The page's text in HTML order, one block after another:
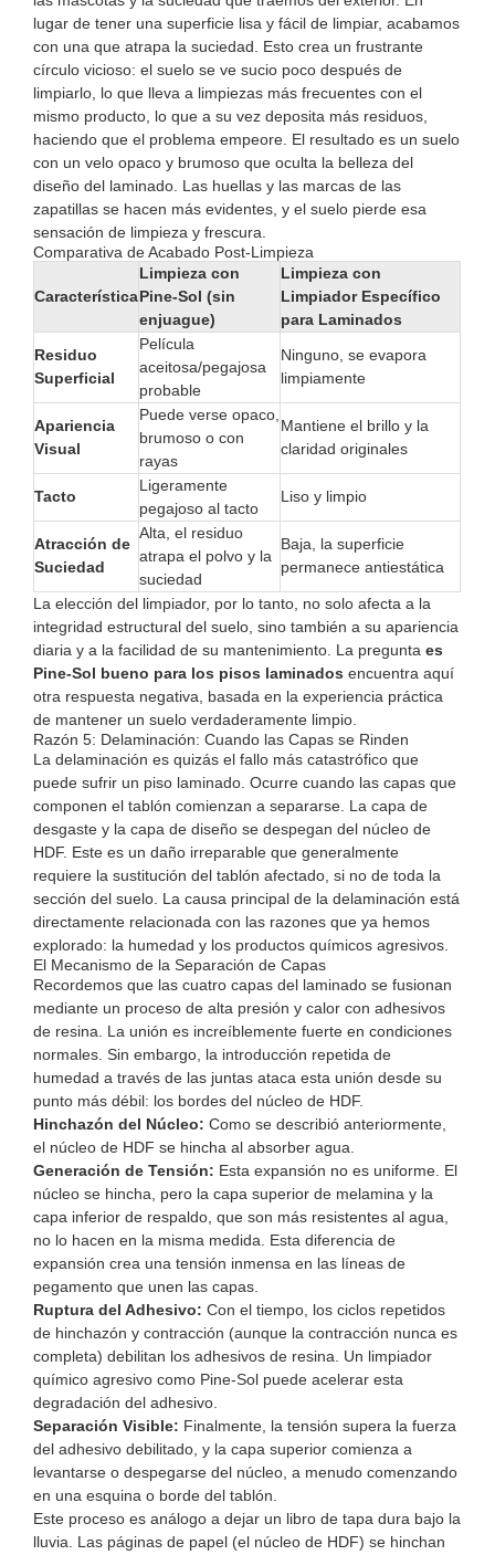
lugar de tener una superficie lisa y fácil de limpiar, acabamos
con una que atrapa la suciedad. Esto crea un frustrante
círculo vicioso: el suelo se ve sucio poco después de
limpiarlo, lo que lleva a limpiezas más frecuentes con el
mismo producto, lo que a su vez deposita más residuos,
haciendo que el problema empeore. El resultado es un suelo
con un velo opaco y brumoso que oculta la belleza del
diseño del laminado. Las huellas y las marcas de las
zapatillas se hacen más evidentes, y el suelo pierde esa
sensación de limpieza y frescura.
Comparativa de Acabado Post-Limpieza
Característica
Limpieza con
Pine-Sol (sin
enjuague)
Limpieza con
Limpiador Específico
para Laminados
Residuo
Superficial
Película
aceitosa/pegajosa
probable
Ninguno, se evapora
limpiamente
Apariencia
Visual
Puede verse opaco,
brumoso o con
rayas
Mantiene el brillo y la
claridad originales
Tacto
Ligeramente
pegajoso al tacto
Liso y limpio
Atracción de
Suciedad
Alta, el residuo
atrapa el polvo y la
suciedad
Baja, la superficie
permanece antiestática
La elección del limpiador, por lo tanto, no solo afecta a la
integridad estructural del suelo, sino también a su apariencia
diaria y a la facilidad de su mantenimiento. La preguntaes
Pine-Sol bueno para los pisos laminados encuentra aquí
otra respuesta negativa, basada en la experiencia práctica
de mantener un suelo verdaderamente limpio.
Razón 5: Delaminación: Cuando las Capas se Rinden
La delaminación es quizás el fallo más catastrófico que
puede sufrir un piso laminado. Ocurre cuando las capas que
componen el tablón comienzan a separarse. La capa de
desgaste y la capa de diseño se despegan del núcleo de
HDF. Este es un daño irreparable que generalmente
requiere la sustitución del tablón afectado, si no de toda la
sección del suelo. La causa principal de la delaminación está
directamente relacionada con las razones que ya hemos
explorado: la humedad y los productos químicos agresivos.
El Mecanismo de la Separación de Capas
Recordemos que las cuatro capas del laminado se fusionan
mediante un proceso de alta presión y calor con adhesivos
de resina. La unión es increíblemente fuerte en condiciones
normales. Sin embargo, la introducción repetida de
humedad a través de las juntas ataca esta unión desde su
punto más débil: los bordes del núcleo de HDF.
Hinchazón del Núcleo: Como se describió anteriormente,
el núcleo de HDF se hincha al absorber agua.
Generación de Tensión: Esta expansión no es uniforme. El
núcleo se hincha, pero la capa superior de melamina y la
capa inferior de respaldo, que son más resistentes al agua,
no lo hacen en la misma medida. Esta diferencia de
expansión crea una tensión inmensa en las líneas de
pegamento que unen las capas.
Ruptura del Adhesivo: Con el tiempo, los ciclos repetidos
de hinchazón y contracción (aunque la contracción nunca es
completa) debilitan los adhesivos de resina. Un limpiador
químico agresivo como Pine-Sol puede acelerar esta
degradación del adhesivo.
Separación Visible: Finalmente, la tensión supera la fuerza
del adhesivo debilitado, y la capa superior comienza a
levantarse o despegarse del núcleo, a menudo comenzando
en una esquina o borde del tablón.
Este proceso es análogo a dejar un libro de tapa dura bajo la
lluvia. Las páginas de papel (el núcleo de HDF) se hinchan